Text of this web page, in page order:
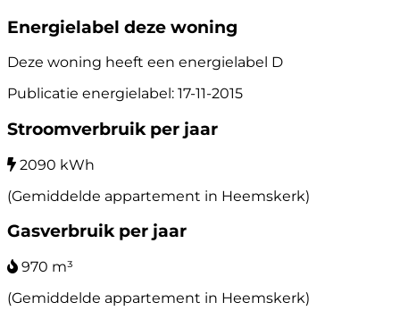
Energielabel deze woning
Deze woning heeft een energielabel D
Publicatie energielabel: 17-11-2015
Stroomverbruik per jaar
2090 kWh
(Gemiddelde appartement in Heemskerk)
Gasverbruik per jaar
970 m³
(Gemiddelde appartement in Heemskerk)